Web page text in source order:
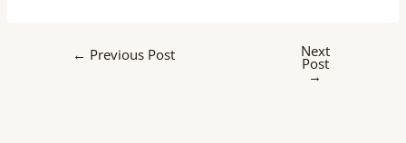
← Previous Post Next
Post
→